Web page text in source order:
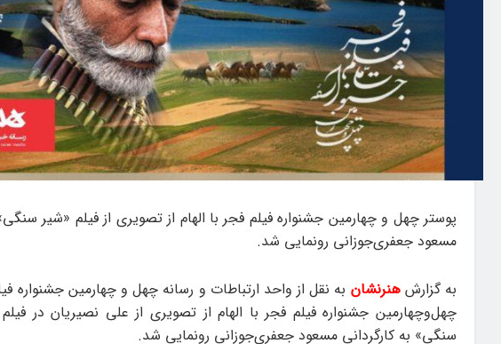
پوستر چهل‌ و چهارمین جشنواره فیلم فجر با الهام از تصویری از فیلم «شیر
مسعود جعفری‌جوزانی رونمایی شد.
به گزارشهنرنشان به نقل از واحد ارتباطات و رسانه چهل و چهارمین جشنواره
چهل‌وچهارمین جشنواره فیلم فجر با الهام از تصویری از علی نصیریان در فیلم
سنگی» به کارگردانی مسعود جعفری‌جوزانی رونمایی شد.